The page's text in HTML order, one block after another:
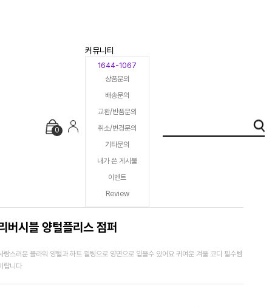
0
커뮤니티
1644-1067
상품문의
배송문의
교환/반품문의
취소/변경문의
기타문의
내가 쓴 게시물
이벤트
Review
버시블 양털플리스 점퍼
랑스러운 플라워 양털과 하트 퀼팅으로 양면으로 입을수 있어요 귀여운 겨울 코디 필수템
랍니다